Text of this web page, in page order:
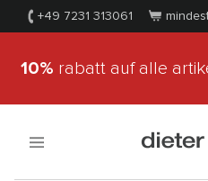
+49 7231 313061
10% rabatt auf alle